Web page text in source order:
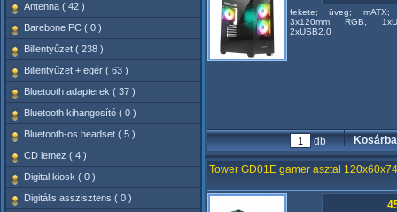
Antenna ( 42 )
Barebone PC ( 0 )
Billentyűzet ( 238 )
Billentyűzet + egér ( 63 )
Bluetooth adapterek ( 37 )
Bluetooth kihangosító ( 0 )
Bluetooth-os headset ( 5 )
CD lemez ( 4 )
Digital kiosk ( 0 )
Digitális asszisztens ( 0 )
fekete; üveg;
3x120mm RGB,
2xUSB2.0
db
Tower GD01E gamer asztal